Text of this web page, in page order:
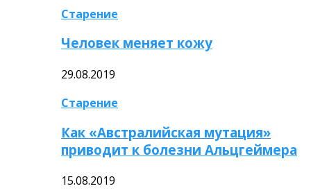
Старение
Человек меняет кожу
29.08.2019
Старение
Как «Австралийская мутация»
приводит к болезни Альцгеймера
15.08.2019